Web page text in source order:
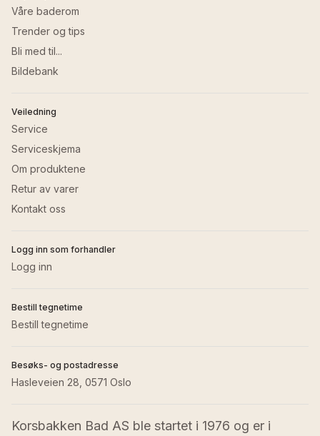
Våre baderom
Trender og tips
Bli med til...
Bildebank
Veiledning
Service
Serviceskjema
Om produktene
Retur av varer
Kontakt oss
Logg inn som forhandler
Logg inn
Bestill tegnetime
Bestill tegnetime
Besøks- og postadresse
Hasleveien 28, 0571 Oslo
Korsbakken Bad AS ble startet i 1976 og er i